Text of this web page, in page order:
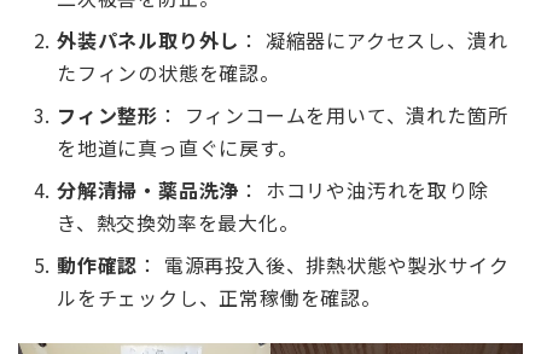
外装パネル取り外し ： 凝縮器にアクセスし、潰れ
たフィンの状態を確認。
フィン整形 ： フィンコームを用いて、潰れた箇所
を地道に真っ直ぐに戻す。
分解清掃・薬品洗浄 ： ホコリや油汚れを取り除
き、熱交換効率を最大化。
動作確認 ： 電源再投入後、排熱状態や製氷サイク
ルをチェックし、正常稼働を確認。